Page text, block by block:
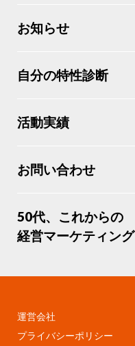
お知らせ
自分の特性診断
活動実績
お問い合わせ
50代、これからの
経営マーケティング
運営会社
プライバシーポリシー